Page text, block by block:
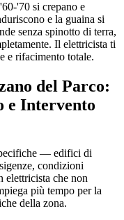
'70 si crepano e
e la guaina si
senza spinotto di terra,
Il elettricista ti
e rifacimento totale.
del Parco:
e Intervento
— edifici di
condizioni
elettricista che non
più tempo per la
della zona.